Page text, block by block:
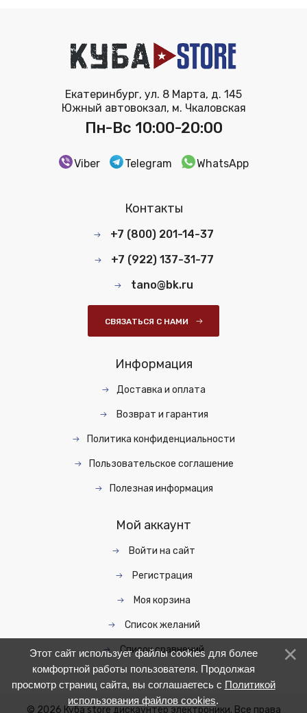
Екатеринбург, ул. 8 Марта, д. 145
Южный автовокзал, м. Чкаловская
Пн-Вс 10:00-20:00
Viber Telegram WhatsApp
Контакты
+7 (800) 201-14-37
+7 (922) 137-31-77
tano@bk.ru
СВЯЗАТЬСЯ С НАМИ
Информация
Доставка и оплата
Возврат и гарантия
Политика конфиденциальности
Пользовательское соглашение
Полезная информация
Мой аккаунт
Войти на сайт
Регистрация
Моя корзина
Список желаний
Список сравнений
© 2026 Куба store дискаунтер электроники. Все права
Этот сайт использует файлы cookies для более
комфортной работы пользователя. Продолжая
просмотр страниц сайта, вы соглашаетесь с Политикой
использования файлов cookies.